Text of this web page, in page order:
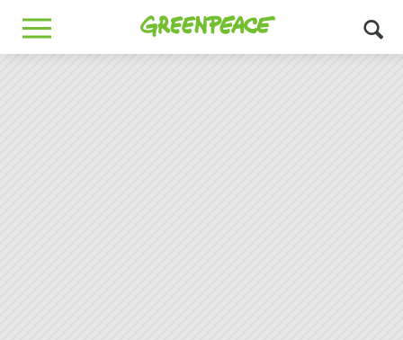
Greenpeace
MENU